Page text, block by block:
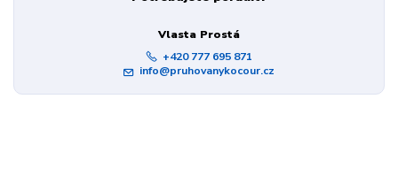
Vlasta Prostá
+420 777 695 871
info@pruhovanykocour.cz